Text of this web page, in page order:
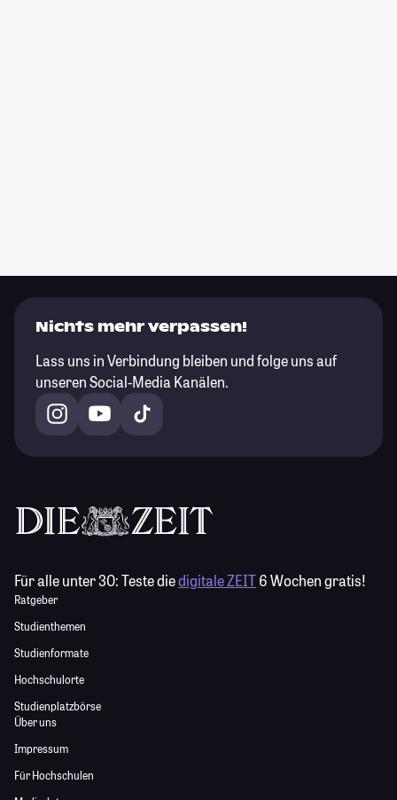
Nichts mehr verpassen!
Lass uns in Verbindung bleiben und folge uns auf
unseren Social-Media Kanälen.
Für alle unter 30:Teste diedigitale ZEIT6 Wochen gratis!
Ratgeber
Studienthemen
Studienformate
Hochschulorte
Studienplatzbörse
Über uns
Impressum
Für Hochschulen